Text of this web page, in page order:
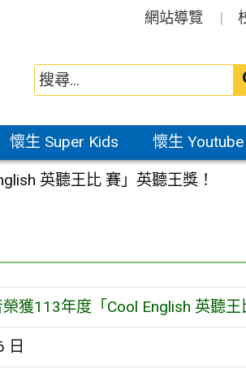
網站導覽
懷生 Super Kids 懷生 Youtube
英聽王比 賽」英聽王獎！
獲113年度「Cool English 英聽王
日